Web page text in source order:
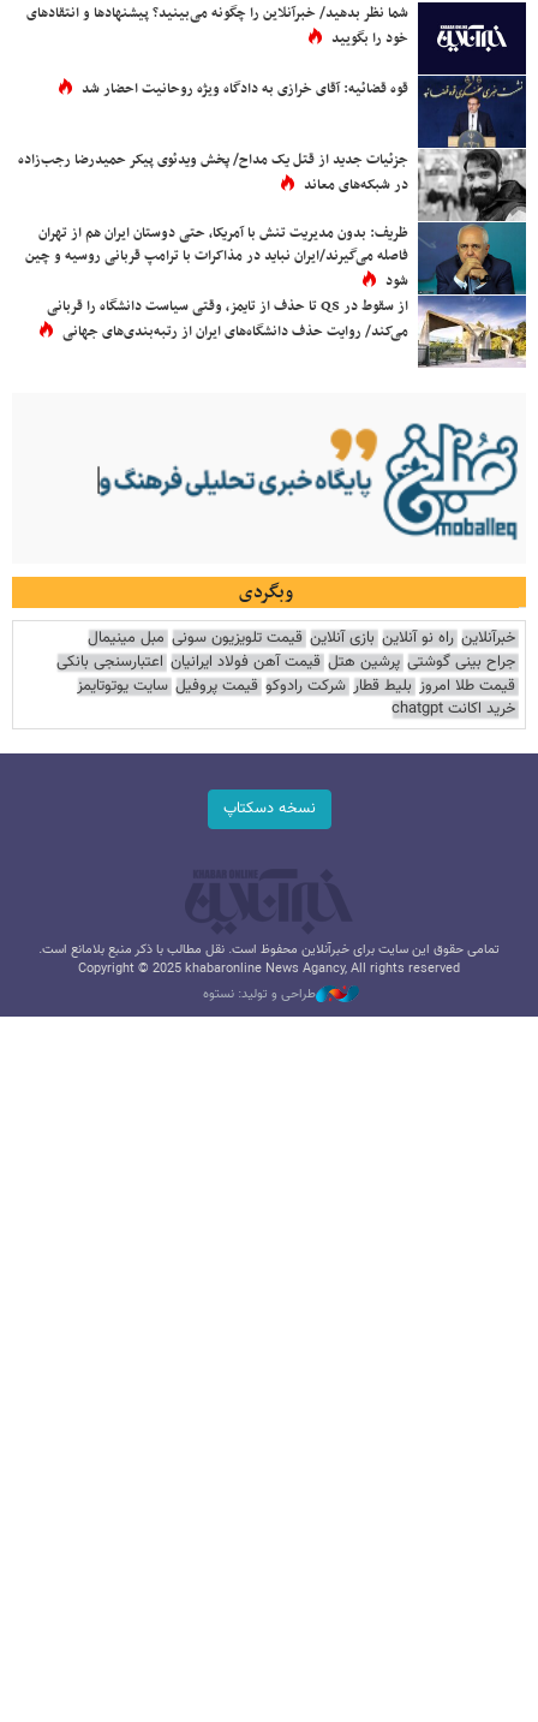
شما نظر بدهید/ خبرآنلاین را چگونه می‌بینید؟ پیشنهادها و انتقادهای
خود را بگویید
قوه قضائیه: آقای خرازی به دادگاه ویژه روحانیت احضار شد
جزئیات جدید از قتل یک مداح/ پخش ویدئوی پیکر حمیدرضا رجب‌زاده
در شبکه‌های معاند
ظریف: بدون مدیریت تنش با آمریکا، حتی دوستان ایران هم از تهران
فاصله می‌گیرند/ایران نباید در مذاکرات با ترامپ قربانی روسیه و چین
شود
از سقوط در QS تا حذف از تایمز، وقتی سیاست دانشگاه را قربانی
می‌کند/ روایت حذف دانشگاه‌های ایران از رتبه‌بندی‌های جهانی
وبگردی
خبرآنلاین راه نو آنلاین بازی آنلاین قیمت تلویزیون سونی مبل مینیمال
جراح بینی گوشتی پرشین هتل قیمت آهن فولاد ایرانیان اعتبارسنجی بانکی
قیمت طلا امروز بلیط قطار شرکت رادوکو قیمت پروفیل سایت یوتوتایمز
خرید اکانت chatgpt
نسخه دسکتاپ
تمامی حقوق این سایت برای خبرآنلاین محفوظ است. نقل مطالب با ذکر منبع بلامانع است.
Copyright © 2025 khabaronline News Agancy, All rights reserved
طراحی و تولید: نستوه